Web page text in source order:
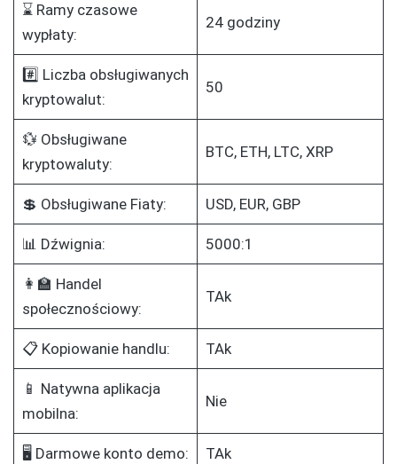
⌛ Ramy czasowe
wypłaty:
24 godziny
#️⃣ Liczba obsługiwanych
kryptowalut:
50
💱 Obsługiwane
kryptowaluty:
BTC, ETH, LTC, XRP
💲 Obsługiwane Fiaty: USD, EUR, GBP
📊 Dźwignia: 5000:1
👩‍🏫 Handel
społecznościowy:
TAk
📋 Kopiowanie handlu: TAk
📱 Natywna aplikacja
mobilna:
Nie
🖥️ Darmowe konto demo: TAk